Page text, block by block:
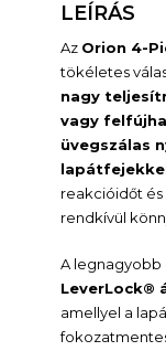
LEÍRÁS
Az Orion 4-
tökéletes
nagy
vagy
üvegszálas
reakcióidőt
rendkívül
A legnagyobb
LeverLock®
amellyel a